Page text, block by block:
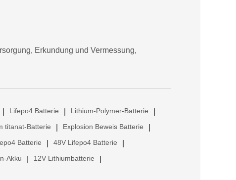
Erkundung und Vermessung,
Lifepo4 Batterie Lithium-Polymer-Batterie
titanat-Batterie Explosion Beweis Batterie
Batterie 48V Lifepo4 Batterie
Akku 12V Lithiumbatterie